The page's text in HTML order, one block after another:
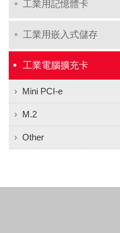
工業用記憶體卡
工業用嵌入式儲存
工業電腦擴充卡
Mini PCI-e
M.2
Other